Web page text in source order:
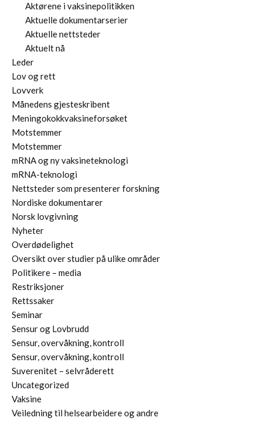
Aktørene i vaksinepolitikken
Aktuelle dokumentarserier
Aktuelle nettsteder
Aktuelt nå
Leder
Lov og rett
Lovverk
Månedens gjesteskribent
Meningokokkvaksineforsøket
Motstemmer
Motstemmer
mRNA og ny vaksineteknologi
mRNA-teknologi
Nettsteder som presenterer forskning
Nordiske dokumentarer
Norsk lovgivning
Nyheter
Overdødelighet
Oversikt over studier på ulike områder
Politikere – media
Restriksjoner
Rettssaker
Seminar
Sensur og Lovbrudd
Sensur, overvåkning, kontroll
Sensur, overvåkning, kontroll
Suverenitet – selvråderett
Uncategorized
Vaksine
Veiledning til helsearbeidere og andre